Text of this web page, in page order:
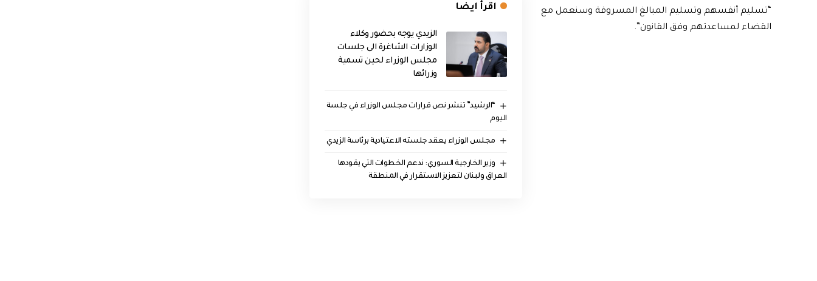
اقرأ ايضا
الزيدي يوجه بحضور وكلاء
الوزارات الشاغرة الى جلسات
مجلس الوزراء لحين تسمية
وزرائها
“الرشيد” تنشر نص قرارات مجلس الوزراء في جلسة
اليوم
مجلس الوزراء يعقد جلسته الاعتيادية برئاسة الزيدي
وزير الخارجية السوري: ندعم الخطوات التي يقودها
العراق ولبنان لتعزيز الاستقرار في المنطقة
“تسليم أنفسهم وتسليم المبالغ المسروقة وسنعمل مع
القضاء لمساعدتهم وفق القانون”.